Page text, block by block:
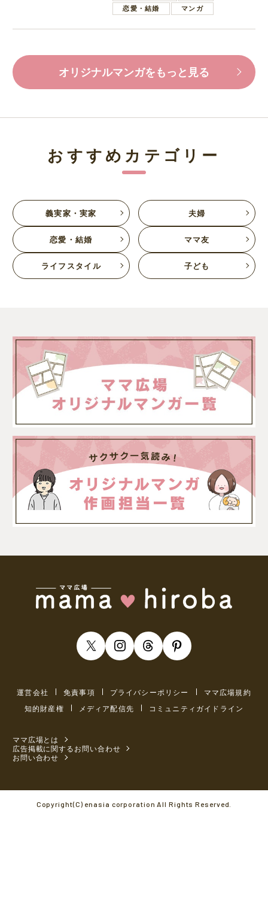
恋愛・結婚
マンガ
オリジナルマンガをもっと見る
おすすめカテゴリー
義実家・実家 夫婦
恋愛・結婚 ママ友
ライフスタイル 子ども
運営会社 免責事項 プライバシーポリシー
ママ広場規約
知的財産権
メディア配信先 コミュニティガイドライン
ママ広場とは
広告掲載に関するお問い合わせ
お問い合わせ
Copyright(C) enasia corporation All Rights Reserved.